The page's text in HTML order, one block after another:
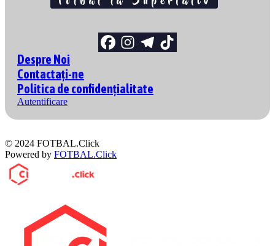
Despre Noi
Contactați-ne
Politica de confidențialitate
Autentificare
© 2024 FOTBAL.Click
Powered by FOTBAL.Click